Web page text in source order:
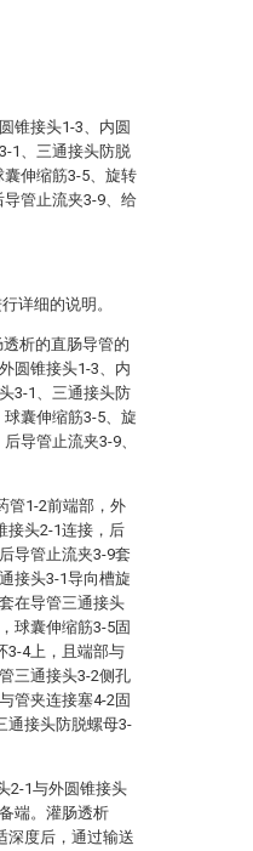
锥接头1-3、内圆
1、三通接头防脱
伸缩筋3-5、旋转
管止流夹3-9、给
详细的说明。
析的直肠导管的
圆锥接头1-3、内
3-1、三通接头防
囊伸缩筋3-5、旋
导管止流夹3-9、
管1-2前端部，外
接头2-1连接，后
导管止流夹3-9套
接头3-1导向槽旋
在导管三通接头
球囊伸缩筋3-5固
3-4上，且端部与
三通接头3-2侧孔
管夹连接塞4-2固
通接头防脱螺母3-
2-1与外圆锥接头
端。灌肠透析
深度后，通过输送